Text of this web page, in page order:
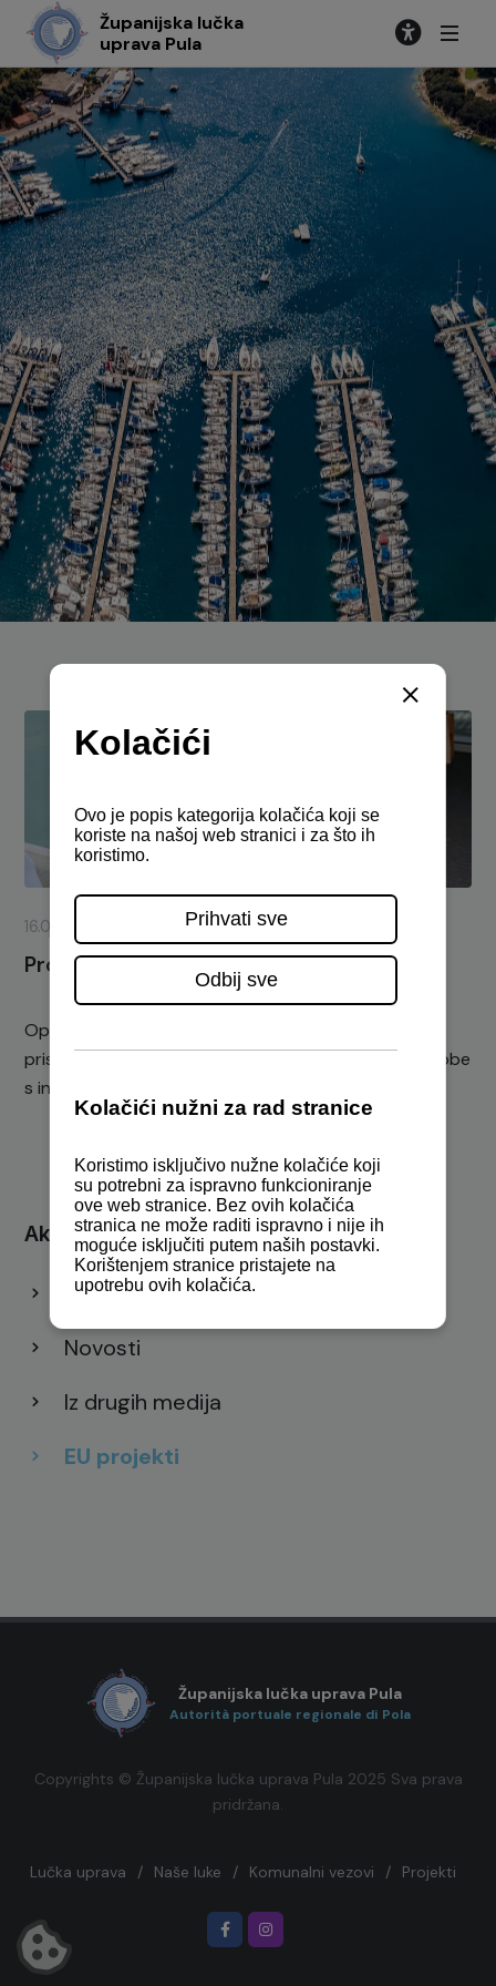
Županijska lučka
uprava Pula
16.06.2026. EU projekti
Projekt Danova Next
Opći cilj projekta DANOVA NEXT je unaprijediti
pristupačnost prijevoza u dunavskoj regiji za sve osobe
s invaliditetom …
Aktualnosti
Sve
Novosti
Iz drugih medija
EU projekti
Županijska lučka uprava Pula
Autorità portuale regionale di Pola
Copyrights © Županijska lučka uprava Pula 2025 Sva prava
pridržana.
Lučka uprava / Naše luke / Komunalni vezovi / Projekti